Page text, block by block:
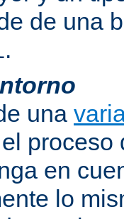
de una
.
una
proceso
en
lo